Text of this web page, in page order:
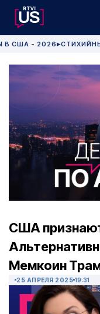
В США - 2026 ▶
США
Мемкоин
25 АПРЕЛЯ 2025 19:31